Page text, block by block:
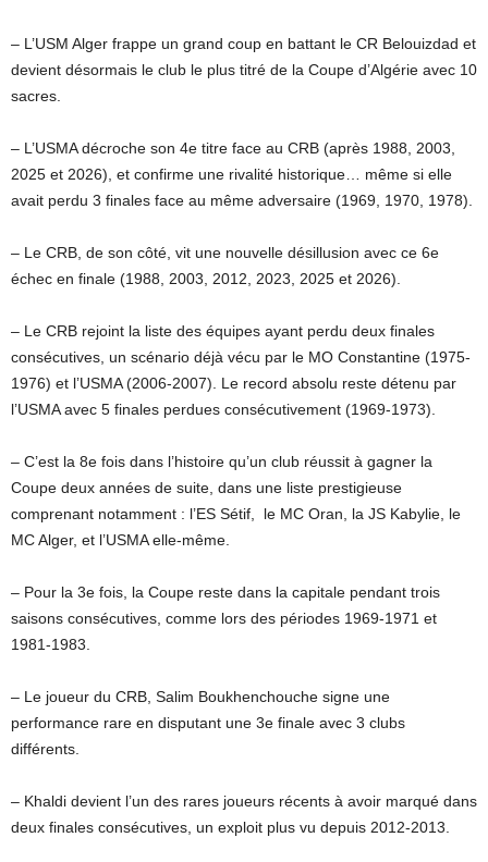
– L’USM Alger frappe un grand coup en battant le CR Belouizdad et
devient désormais le club le plus titré de la Coupe d’Algérie avec 10
sacres.
– L’USMA décroche son 4e titre face au CRB (après 1988, 2003,
2025 et 2026), et confirme une rivalité historique… même si elle
avait perdu 3 finales face au même adversaire (1969, 1970, 1978).
– Le CRB, de son côté, vit une nouvelle désillusion avec ce 6e
échec en finale (1988, 2003, 2012, 2023, 2025 et 2026).
– Le CRB rejoint la liste des équipes ayant perdu deux finales
consécutives, un scénario déjà vécu par le MO Constantine (1975-
1976) et l’USMA (2006-2007). Le record absolu reste détenu par
l’USMA avec 5 finales perdues consécutivement (1969-1973).
– C’est la 8e fois dans l’histoire qu’un club réussit à gagner la
Coupe deux années de suite, dans une liste prestigieuse
comprenant notamment : l’ES Sétif, le MC Oran, la JS Kabylie, le
MC Alger, et l’USMA elle-même.
– Pour la 3e fois, la Coupe reste dans la capitale pendant trois
saisons consécutives, comme lors des périodes 1969-1971 et
1981-1983.
– Le joueur du CRB, Salim Boukhenchouche signe une
performance rare en disputant une 3e finale avec 3 clubs
différents.
– Khaldi devient l’un des rares joueurs récents à avoir marqué dans
deux finales consécutives, un exploit plus vu depuis 2012-2013.